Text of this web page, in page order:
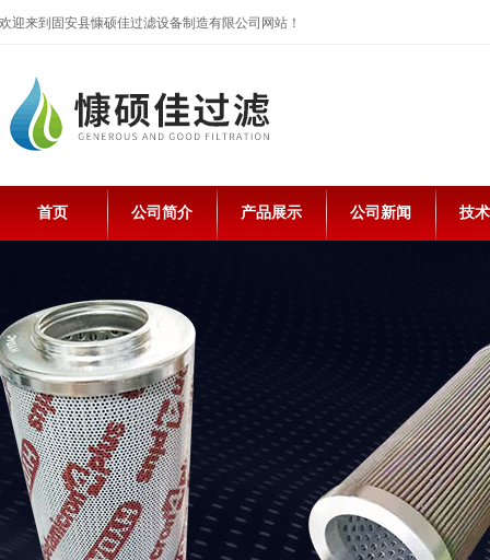
欢迎来到固安县慷硕佳过滤设备制造有限公司网站！
首页 公司简介 产品展示 公司新闻 技